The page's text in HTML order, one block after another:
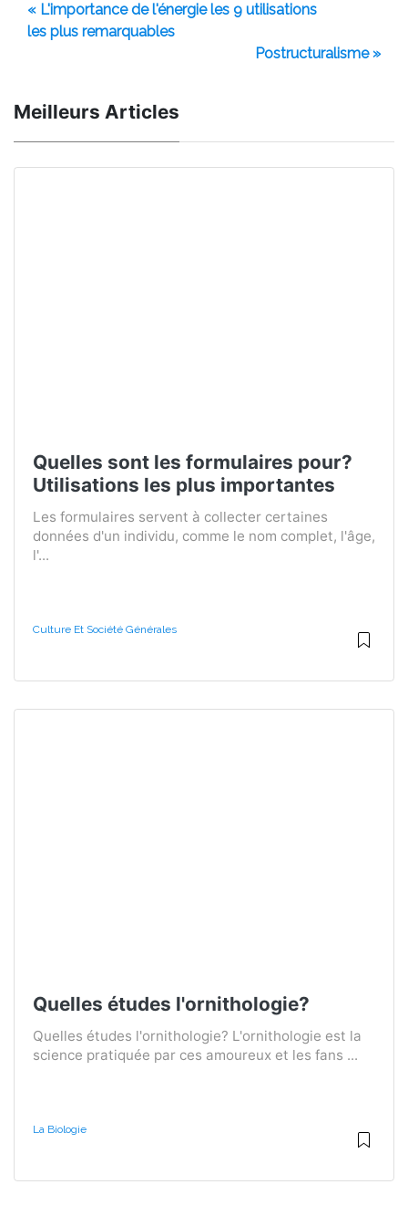
« L'importance de l'énergie les 9 utilisations
les plus remarquables
Postructuralisme »
Meilleurs Articles
Quelles sont les formulaires pour?
Utilisations les plus importantes
Les formulaires servent à collecter certaines
données d'un individu, comme le nom complet, l'âge,
l'...
Culture Et Société Générales
Quelles études l'ornithologie?
Quelles études l'ornithologie? L'ornithologie est la
science pratiquée par ces amoureux et les fans ...
La Biologie